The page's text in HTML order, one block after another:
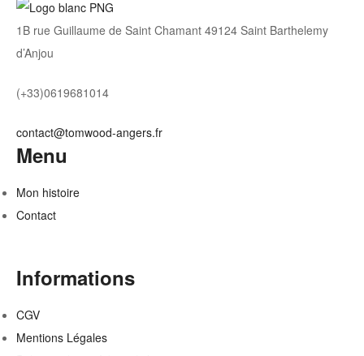
1B rue Guillaume de Saint Chamant 49124 Saint Barthelemy
d’Anjou
(+33)0619681014
contact@tomwood-angers.fr
Menu
Mon histoire
Contact
Informations
CGV
Mentions Légales